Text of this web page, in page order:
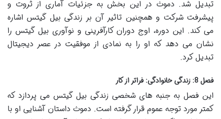
تبدیل شد. دموث در این بخش به جزئیات آماری از ثروت و
پیشرفت شرکت و همچنین تاثیر آن بر زندگی بیل گیتس اشاره
می کند. این دوره، اوج دوران کارآفرینی و نوآوری بیل گیتس را
نشان می دهد که او را به نمادی از موفقیت در عصر دیجیتال
تبدیل کرد.
فصل 8: زندگی خانوادگی: فراتر از کار
این فصل به جنبه های شخصی زندگی بیل گیتس می پردازد که
کمتر مورد توجه عموم قرار گرفته است. دموث داستان آشنایی او با